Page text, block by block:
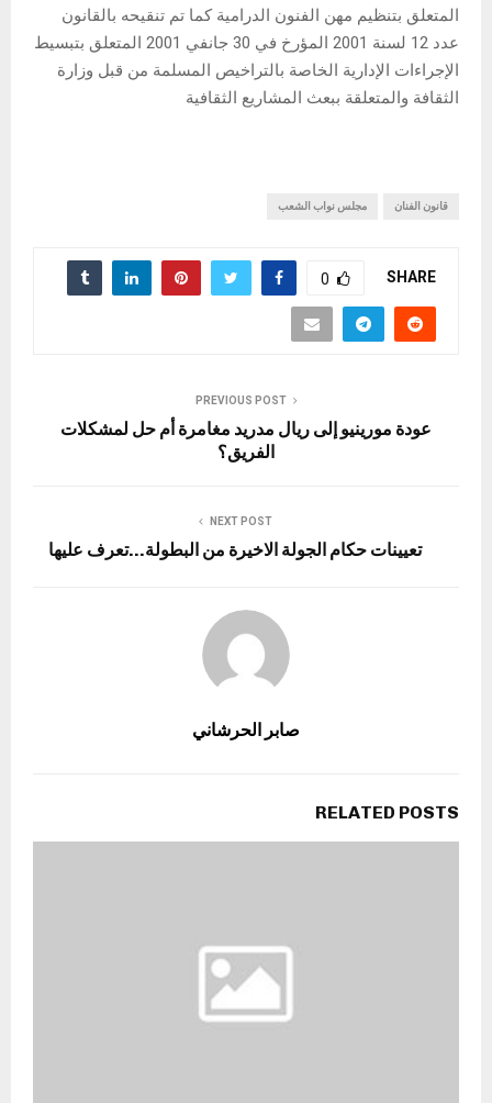
المتعلق بتنظيم مهن الفنون الدرامية كما تم تنقيحه بالقانون
عدد 12 لسنة 2001 المؤرخ في 30 جانفي 2001 المتعلق بتبسيط
الإجراءات الإدارية الخاصة بالتراخيص المسلمة من قبل وزارة
الثقافة والمتعلقة ببعث المشاريع الثقافية
قانون الفنان مجلس نواب الشعب
SHARE
0
PREVIOUS POST
عودة مورينيو إلى ريال مدريد مغامرة أم حل لمشكلات
الفريق؟
NEXT POST
تعيينات حكام الجولة الاخيرة من البطولة…تعرف عليها
صابر الحرشاني
RELATED POSTS